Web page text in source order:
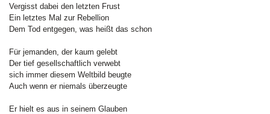
Vergisst dabei den letzten Frust
Ein letztes Mal zur Rebellion
Dem Tod entgegen, was heißt das schon
Für jemanden, der kaum gelebt
Der tief gesellschaftlich verwebt
sich immer diesem Weltbild beugte
Auch wenn er niemals überzeugte
Er hielt es aus in seinem Glauben